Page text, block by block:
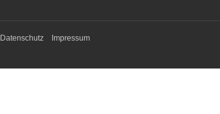
Datenschutz Impressum